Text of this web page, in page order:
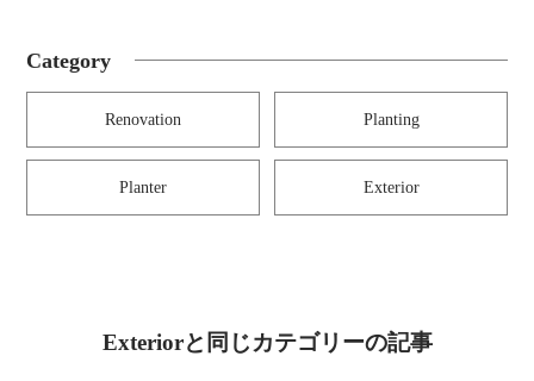
Category
Renovation Planting
Planter Exterior
Exteriorと同じカテゴリーの記事